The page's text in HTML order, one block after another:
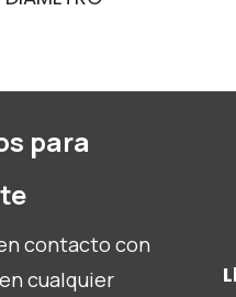
para
contacto con
cualquier